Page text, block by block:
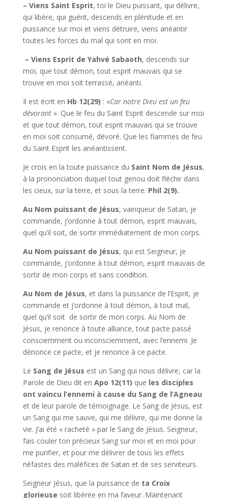
– Viens Saint Esprit, toi le Dieu puissant, qui délivre,
qui libère, qui guérit, descends en plénitude et en
puissance sur moi et viens détruire, viens anéantir
toutes les forces du mal qui sont en moi.
– Viens Esprit de Yahvé Sabaoth, descends sur
moi, que tout démon, tout esprit mauvais qui se
trouve en moi soit terrassé, anéanti.
Il est écrit en Hb 12(29) : «Car notre Dieu est un feu
dévorant». Que le feu du Saint Esprit descende sur moi
et que tout démon, tout esprit mauvais qui se trouve
en moi soit consumé, dévoré. Que les flammes de feu
du Saint Esprit les anéantissent.
Je crois en la toute puissance du Saint Nom de Jésus,
à la prononciation duquel tout genou doit fléchir dans
les cieux, sur la terre, et sous la terre. Phil 2(9).
Au Nom puissant de Jésus, vainqueur de Satan, je
commande, j’ordonne à tout démon, esprit mauvais,
quel qu’il soit, de sortir immédiatement de mon corps.
Au Nom puissant de Jésus, qui est Seigneur, je
commande, j’ordonne à tout démon, esprit mauvais de
sortir de mon corps et sans condition.
Au Nom de Jésus, et dans la puissance de l’Esprit, je
commande et j’ordonne à tout démon, à tout mal,
quel qu’il soit de sortir de mon corps. Au Nom de
Jésus, je renonce à toute alliance, tout pacte passé
consciemment ou inconsciemment, avec l’ennemi. Je
dénonce ce pacte, et je renonce à ce pacte.
Le Sang de Jésus est un Sang qui nous délivre, car la
Parole de Dieu dit en Apo 12(11) que les disciples
ont vaincu l’ennemi à cause du Sang de l’Agneau
et de leur parole de témoignage. Le Sang de Jésus, est
un Sang qui me sauve, qui me délivre, qui me donne la
vie. J’ai été « racheté » par le Sang de Jésus. Seigneur,
fais couler ton précieux Sang sur moi et en moi pour
me purifier, et pour me délivrer de tous les effets
néfastes des maléfices de Satan et de ses serviteurs.
Seigneur Jésus, que la puissance de ta Croix
glorieuse soit libérée en ma faveur. Maintenant